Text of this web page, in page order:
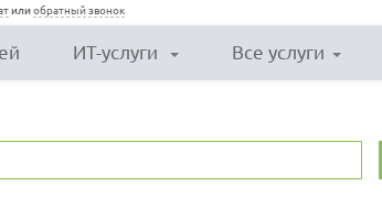
илиобратный звонок
ИТ-услуги Все услуги